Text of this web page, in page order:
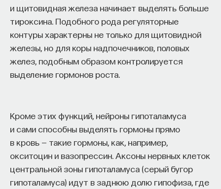
и щитовидная железа начинает выделять больше
тироксина. Подобного рода регуляторные
контуры характерны не только для щитовидной
железы, но для коры надпочечников, половых
желез, подобным образом контролируется
выделение гормонов роста.
Кроме этих функций, нейроны гипоталамуса
и сами способны выделять гормоны прямо
в кровь — такие гормоны, как, например,
окситоцин и вазопрессин. Аксоны нервных клеток
центральной зоны гипоталамуса (серый бугор
гипоталамуса) идут в заднюю долю гипофиза, где